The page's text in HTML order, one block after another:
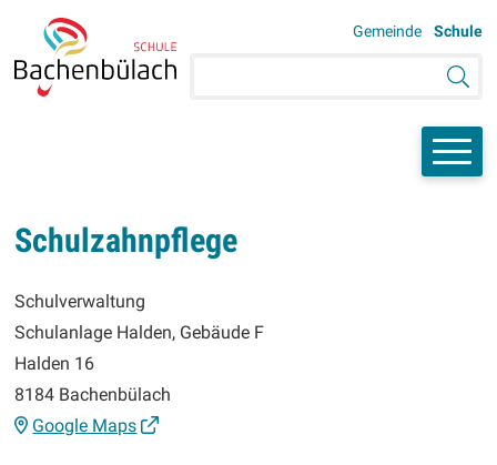
Navigieren bei der Schule
SCHNELLNAVIGATION
WEITERE
Gemeinde Schule
Schulzahnpflege
ADRESSE
Schulverwaltung
Schulanlage Halden, Gebäude F
Halden 16
8184 Bachenbülach
Google Maps